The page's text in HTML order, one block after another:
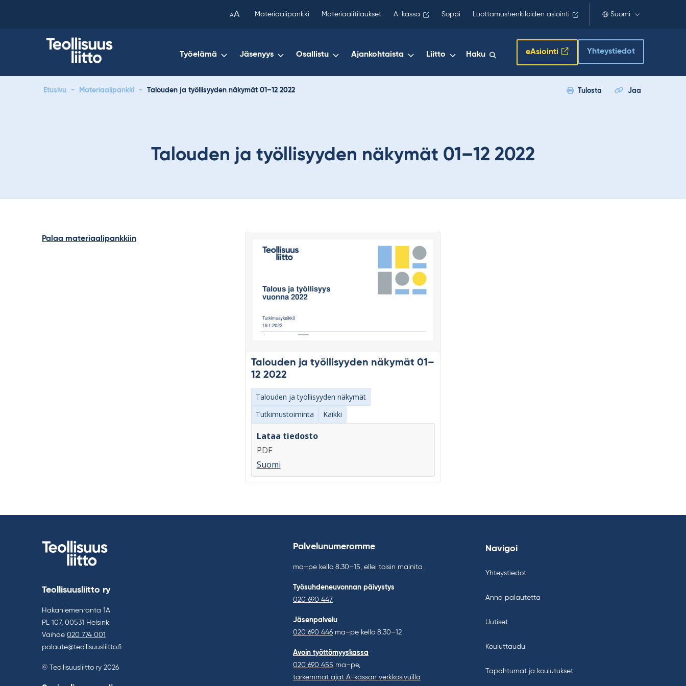
AA Materiaalipankki Materiaalitilaukset A-kassa Soppi Luottamushenkilöiden asiointi Suomi
Työelämä Jäsenyys Osallistu Ajankohtaista Liitto Haku eAsiointi Yhteystiedot
Etusivu - Materiaalipankki - Talouden ja työllisyyden näkymät 01–12 2022 Tulosta Jaa
Talouden ja työllisyyden näkymät 01–12 2022
Talouden ja työllisyyden näkymät 01–
12 2022
Talouden ja työllisyyden näkymät
Tutkimustoiminta
Kaikki
Lataa tiedosto
PDF
Suomi
Palaa materiaalipankkiin
copied
your
clipboard.)
Teollisuusliitto ry
Hakaniemenranta 1A
PL 107, 00531 Helsinki
Vaihde 020 774 001
palaute@teollisuusliitto.fi
© Teollisuusliitto ry 2026
Palvelunumeromme
ma–pe kello 8.30–15, ellei toisin mainita
Työsuhdeneuvonnan päivystys
020 690 447
Jäsenpalvelu
020 690 446 ma–pe kello 8.30–12
Avoin työttömyyskassa
020 690 455 ma–pe,
tarkemmat ajat A-kassan verkkosivuilla
Navigoi
Yhteystiedot
Anna palautetta
Uutiset
Kouluttaudu
Tapahtumat ja koulutukset